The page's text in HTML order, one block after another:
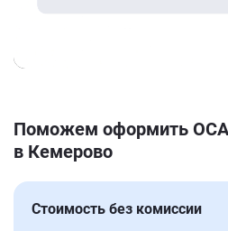
Поможем оформить
в Кемерово
Стоимость без комиссии